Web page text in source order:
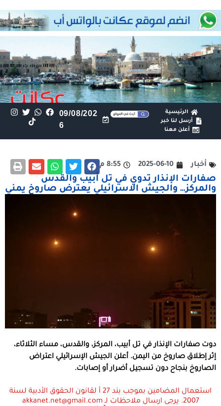
الرئيسية
أرسل لنا خبر
أعلن معنا
09/08/202
6
أخبار 2025-06-10 8:55 م
صفارات الإنذار تدوي في تل أبيب والقدس
والمركز… والجيش الاسرائيلي يعترض صاروخ يمني
دوت صفارات الإنذار في تل أبيب، المركز، والقدس، مساء الثلاثاء،
إثر إطلاق صاروخ من اليمن. أعلن الجيش الإسرائيلي اعتراض
الصاروخ بنجاح دون تسجيل أضرار أو إصابات.
استعمال المضامين بموجب بند 27 أ لقانون الحقوق الأدبية لسنة
2007. يرجى ارسال ملاحظات لـ akkanet.net@gmail.com